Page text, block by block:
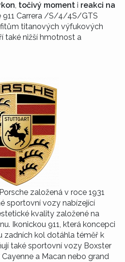
, točivý moment i reakci na
911 Carrera /S/4/4S/GTS
titanových výfukových
také nižší hmotnost a
založená v roce 1931
sportovní vozy nabízející
kvality založené na
Ikonickou 911, která koncepci
zadních kol dotáhla téměř k
také sportovní vozy Boxster
a Macan nebo grand